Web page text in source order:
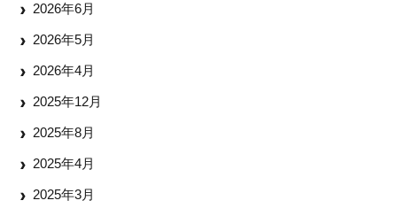
2026年6月
2026年5月
2026年4月
2025年12月
2025年8月
2025年4月
2025年3月